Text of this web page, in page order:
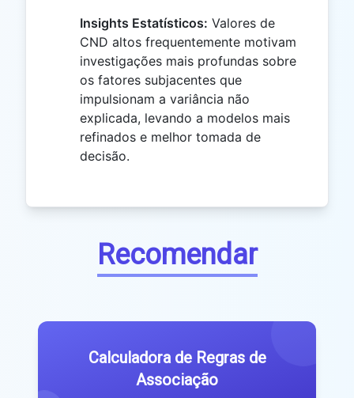
Insights Estatísticos: Valores de
CND altos frequentemente motivam
investigações mais profundas sobre
os fatores subjacentes que
impulsionam a variância não
explicada, levando a modelos mais
refinados e melhor tomada de
decisão.
Recomendar
Calculadora de Regras de
Associação